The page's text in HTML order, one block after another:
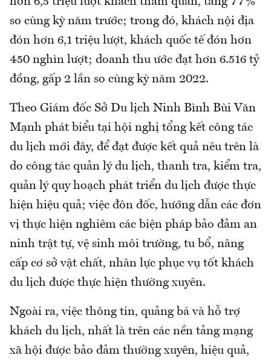
so cùng kỳ năm trước; trong đó, khách nội địa
đón hơn 6,1 triệu lượt, khách quốc tế đón hơn
450 nghìn lượt; doanh thu ước đạt hơn 6.516 tỷ
đồng, gấp 2 lần so cùng kỳ năm 2022.
Theo Giám đốc Sở Du lịch Ninh Bình Bùi Văn
Mạnh phát biểu tại hội nghị tổng kết công tác
du lịch mới đây, để đạt được kết quả nêu trên là
do công tác quản lý du lịch, thanh tra, kiểm tra,
quản lý quy hoạch phát triển du lịch được thực
hiện hiệu quả; việc đôn đốc, hướng dẫn các đơn
vị thực hiện nghiêm các biện pháp bảo đảm an
ninh trật tự, vệ sinh môi trường, tu bổ, nâng
cấp cơ sở vật chất, nhân lực phục vụ tốt khách
du lịch được thực hiện thường xuyên.
Ngoài ra, việc thông tin, quảng bá và hỗ trợ
khách du lịch, nhất là trên các nền tảng mạng
xã hội được bảo đảm thường xuyên, hiệu quả,